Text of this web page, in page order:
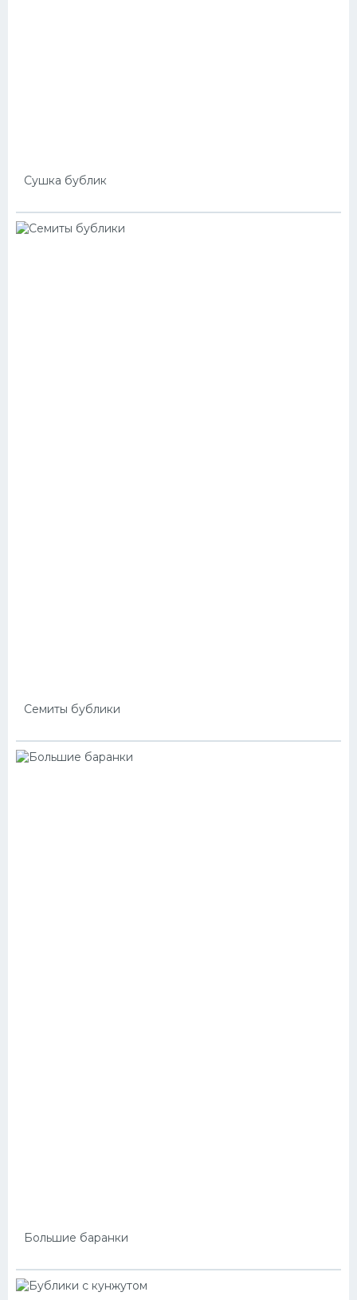
Сушка бублик
Семиты бублики
Большие баранки